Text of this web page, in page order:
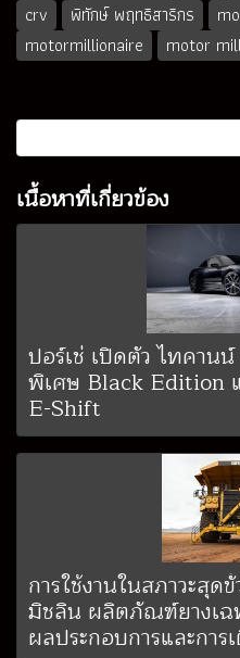
crv
พิทักษ์ พฤทธิสาริกร
motormillionaire
motor
เนื้อหาที่เกี่ยวข้อง
ปอร์เช่ เปิดตัว ไทคาน
พิเศษ Black Edition
E-Shift
การใช้งานในสภาวะสุด
มิชลิน ผลิตภัณฑ์ยางเฉ
ผลประกอบการและกา